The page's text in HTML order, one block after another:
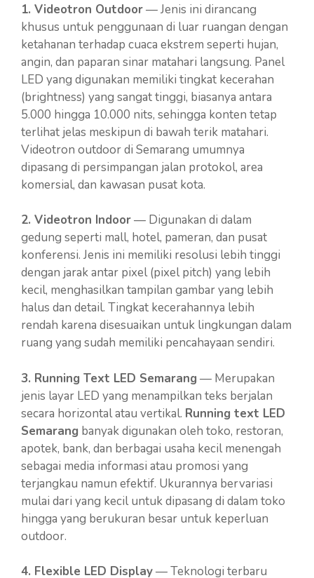
1. Videotron Outdoor— Jenis ini dirancang
khusus untuk penggunaan di luar ruangan dengan
ketahanan terhadap cuaca ekstrem seperti hujan,
angin, dan paparan sinar matahari langsung. Panel
LED yang digunakan memiliki tingkat kecerahan
(brightness) yang sangat tinggi, biasanya antara
5.000 hingga 10.000 nits, sehingga konten tetap
terlihat jelas meskipun di bawah terik matahari.
Videotron outdoor di Semarang umumnya
dipasang di persimpangan jalan protokol, area
komersial, dan kawasan pusat kota.
2. Videotron Indoor— Digunakan di dalam
gedung seperti mall, hotel, pameran, dan pusat
konferensi. Jenis ini memiliki resolusi lebih tinggi
dengan jarak antar pixel (pixel pitch) yang lebih
kecil, menghasilkan tampilan gambar yang lebih
halus dan detail. Tingkat kecerahannya lebih
rendah karena disesuaikan untuk lingkungan dalam
ruang yang sudah memiliki pencahayaan sendiri.
3. Running Text LED Semarang — Merupakan
jenis layar LED yang menampilkan teks berjalan
secara horizontal atau vertikal. Running text LED
Semarang banyak digunakan oleh toko, restoran,
apotek, bank, dan berbagai usaha kecil menengah
sebagai media informasi atau promosi yang
terjangkau namun efektif. Ukurannya bervariasi
mulai dari yang kecil untuk dipasang di dalam toko
hingga yang berukuran besar untuk keperluan
outdoor.
4. Flexible LED Display— Teknologi terbaru